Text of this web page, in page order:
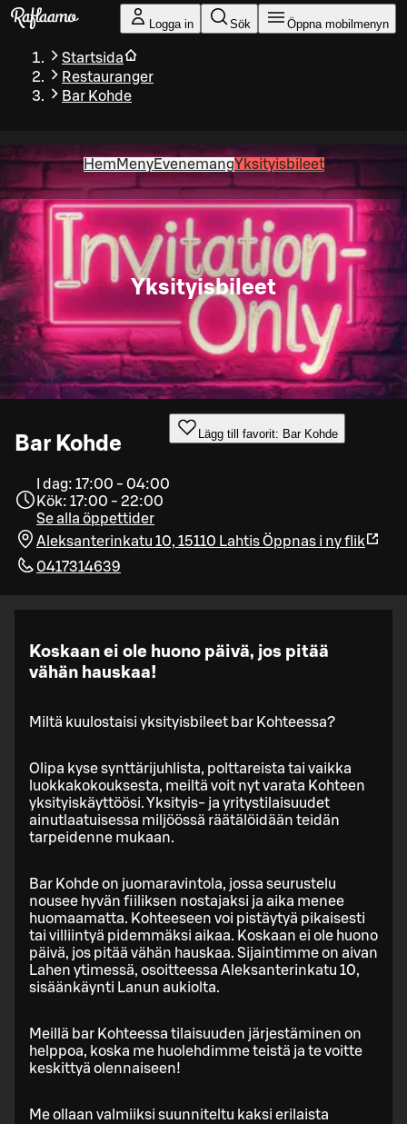
Gå till huvudinnehållet
Logga in Sök Öppna mobilmenyn
Startsida
Restauranger
Bar Kohde
Hem MenyEvenemangYksityisbileet
Yksityisbileet
Bar Kohde Lägg till favorit: Bar Kohde
I dag: 17:00 - 04:00
Kök: 17:00 - 22:00
Se alla öppettider
Aleksanterinkatu 10, 15110 LahtisÖppnas i ny flik
0417314639
Koskaan ei ole huono päivä, jos pitää
vähän hauskaa!
Miltä kuulostaisi yksityisbileet bar Kohteessa?
Olipa kyse synttärijuhlista, polttareista tai vaikka
luokkakokouksesta, meiltä voit nyt varata Kohteen
yksityiskäyttöösi. Yksityis- ja yritystilaisuudet
ainutlaatuisessa miljöössä räätälöidään teidän
tarpeidenne mukaan.
Bar Kohde on juomaravintola, jossa seurustelu
nousee hyvän fiiliksen nostajaksi ja aika menee
huomaamatta. Kohteeseen voi pistäytyä pikaisesti
tai villiintyä pidemmäksi aikaa. Koskaan ei ole huono
päivä, jos pitää vähän hauskaa. Sijaintimme on aivan
Lahen ytimessä, osoitteessa Aleksanterinkatu 10,
sisäänkäynti Lanun aukiolta.
Meillä bar Kohteessa tilaisuuden järjestäminen on
helppoa, koska me huolehdimme teistä ja te voitte
keskittyä olennaiseen!
Me ollaan valmiiksi suunniteltu kaksi erilaista